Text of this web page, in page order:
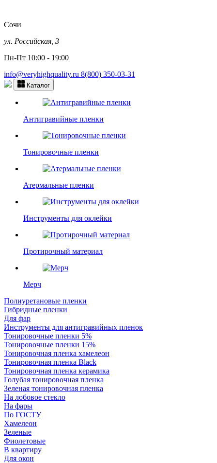
Сочи
ул. Российская, 3
Пн-Пт 10:00 - 19:00
info@veryhighquality.ru 8(800) 350-03-31
Каталог
Антигравийные пленки
Тонировочные пленки
Атермальные пленки
Инструменты для оклейки
Протирочный материал
Мерч
Полиуретановые пленки
Гибридные пленки
Для фар
Инструменты для антигравийных пленок
Тонировочные пленки 5%
Тонировочные пленки 15%
Тонировочная пленка хамелеон
Тонировочная пленка Black
Тонировочная пленка керамика
Голубая тонировочная пленка
Зеленая тонировочная пленка
На лобовое стекло
На фары
По ГОСТУ
Хамелеон
Зеленые
Фиолетовые
В квартиру
Для окон